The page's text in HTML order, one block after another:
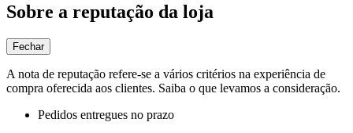
Sobre a reputação da loja
Fechar
A nota de reputação refere-se a vários critérios na experiência de
compra oferecida aos clientes. Saiba o que levamos a consideração.
Pedidos entregues no prazo